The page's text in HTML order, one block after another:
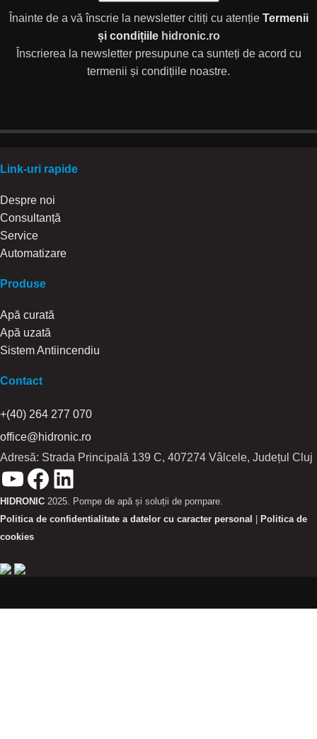
Înainte de a vă înscrie la newsletter citiți cu atenție Termenii
și condițiilehidronic.ro
Înscrierea la newsletter presupune ca sunteți de acord cu
termenii și condițiile noastre.
Link-uri rapide
Despre noi
Consultanță
Service
Automatizare
Produse
Apă curată
Apă uzată
Sistem Antiincendiu
Contact
+(40) 264 277 070
office@hidronic.ro
Adresă: Strada Principală 139 C, 407274 Vâlcele, Județul Cluj
HIDRONIC 2025. Pompe de apă și soluții de pompare.
Politica de confidentialitate a datelor cu caracter personal
Politica de
cookies